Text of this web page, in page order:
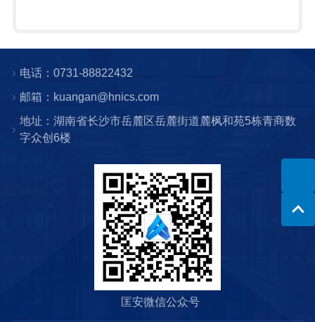
电话：0731-88822432
邮箱：kuangan@hnics.com
地址：湖南省长沙市岳麓区岳麓街道麓枫和苑5栋青商数
字众创6楼
匡安微信公众号